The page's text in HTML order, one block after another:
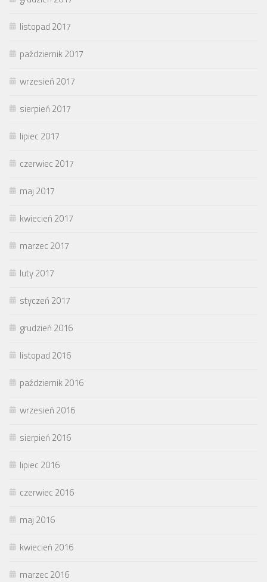
listopad 2017
październik 2017
wrzesień 2017
sierpień 2017
lipiec 2017
czerwiec 2017
maj 2017
kwiecień 2017
marzec 2017
luty 2017
styczeń 2017
grudzień 2016
listopad 2016
październik 2016
wrzesień 2016
sierpień 2016
lipiec 2016
czerwiec 2016
maj 2016
kwiecień 2016
marzec 2016